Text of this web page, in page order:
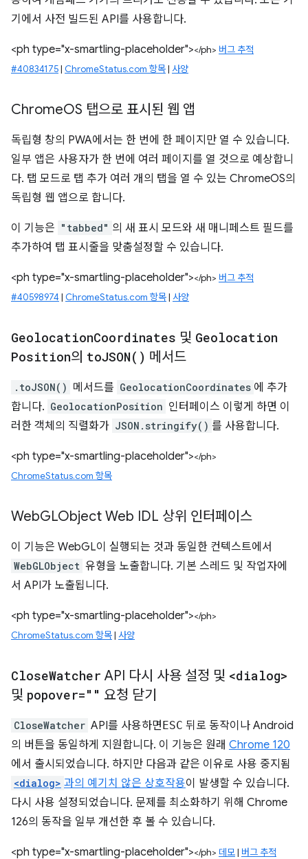
기에서 사전 빌드된 API를 사용합니다.
<ph type="x-smartling-placeholder"></ph> 버그 추적
#40834175| ChromeStatus.com 항목| 사양
ChromeOS 탭으로 표시된 웹 앱
독립형 창의 PWA에서는 한 번에 한 페이지만 열 수 있습니다.
일부 앱은 사용자가 한 번에 여러 페이지를 열 것으로 예상합니
다. 탭 모드로 탭 추가 여러 개의 탭을 열 수 있는 ChromeOS의
독립형 웹 앱으로 합니다.
이 기능은 "tabbed" 의 새 표시 모드와 새 매니페스트 필드를
추가하여 탭 표시줄을 맞춤설정할 수 있습니다.
<ph type="x-smartling-placeholder"></ph> 버그 추적
#40598974 | ChromeStatus.com 항목| 사양
GeolocationCoordinates 및 Geolocation
Position의 toJSON( ) 메서드
.toJSON() 메서드를 GeolocationCoordinates 에 추가
합니다. GeolocationPosition 인터페이스 이렇게 하면 이
러한 객체의 직렬화가 JSON.stringify() 를 사용합니다.
<ph type="x-smartling-placeholder"></ph>
ChromeStatus.com 항목
WebGLObject Web IDL 상위 인터페이스
이 기능은 WebGL이 실행되는 것과 동일한 컨텍스트에서
WebGLObject 유형을 노출합니다. 기본 스레드 및 작업자에
서 API가 노출됩니다.
<ph type="x-smartling-placeholder"></ph>
ChromeStatus.com 항목| 사양
CloseWatcher API 다시 사용 설정 및 <dialog>
및 popover="" 요청 닫기
CloseWatcher API를 사용하면ESC 뒤로 동작이나 Android
의 버튼을 동일하게 지원합니다. 이 기능은 원래 Chrome 120
에서 출시되었습니다. 하지만 다음과 같은 이유로 사용 중지됨
<dialog> 과의 예기치 않은 상호작용이 발생할 수 있습니다.
다시 사용 설정되었습니다. 문제를 최소화하기 위해 Chrome
126의 동작을 일부 개선한 후 볼 수 있습니다.
<ph type="x-smartling-placeholder"></ph> 데모| 버그 추적